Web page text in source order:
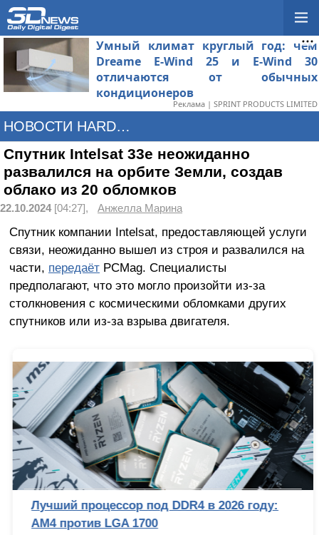
Умный климат круглый год: чем
Dreame E-Wind 25 и E-Wind 30
отличаются от обычных
кондиционеров
Реклама | SPRINT PRODUCTS LIMITED
НОВОСТИ HARDWARE
Спутник Intelsat 33e неожиданно
развалился на орбите Земли, создав
облако из 20 обломков
22.10.2024[04:27], Анжелла Марина
Спутник компании Intelsat, предоставляющей услуги
связи, неожиданно вышел из строя и развалился на
части, передаётPCMag. Специалисты
предполагают, что это могло произойти из-за
столкновения с космическими обломками других
спутников или из-за взрыва двигателя.
Лучший процессор под DDR4 в 2026 году:
AM4 против LGA 1700